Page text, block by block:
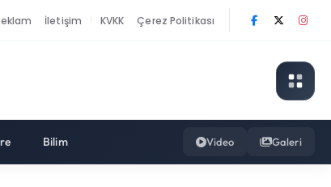
İletişim KVKK Çerez Politikası
Bilim Video Galeri